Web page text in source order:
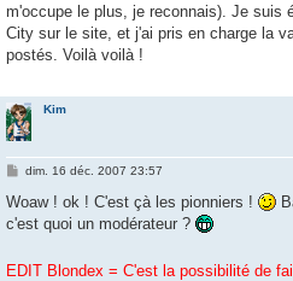
a
g
e
m'occupe le plus, je reconnais). Je suis
City sur le site, et j'ai pris en charge la
postés. Voilà voilà !
Kim
M
s
a
dim. 16 déc. 2007 23:57
Woaw ! ok ! C'est çà les pionniers !
c'est quoi un modérateur ?
EDIT Blondex = C'est la possibilité de